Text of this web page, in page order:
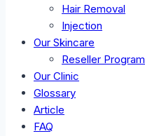
Hair Removal
Injection
Our Skincare
Reseller Program
Our Clinic
Glossary
Article
FAQ